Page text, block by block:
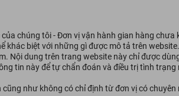
chúng tôi - Đơn vị vận hành gian hàng chưa
khác biệt với những gì được mô tả trên
Nội dung trên trang website này chỉ được
tin này để tự chẩn đoán và điều trị tình trạng
như không có chỉ định từ đơn vị có chuyên